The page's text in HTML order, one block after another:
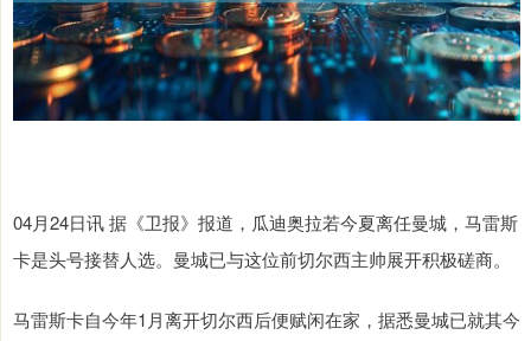
04月24日讯 据《卫报》报道，瓜迪奥拉若今夏离任曼城，马雷斯
卡是头号接替人选。曼城已与这位前切尔西主帅展开积极磋商。
马雷斯卡自今年1月离开切尔西后便赋闲在家，据悉曼城已就其今